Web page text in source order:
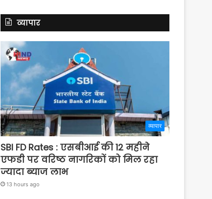
व्यापार
व्यापार
SBI FD Rates : एसबीआई की 12 महीने
एफडी पर वरिष्ठ नागरिकों को मिल रहा
ज्यादा ब्याज लाभ
13 hours ago